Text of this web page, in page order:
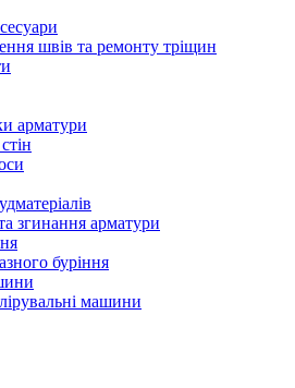
швів та ремонту тріщин
арматури
згинання арматури
буріння
машини